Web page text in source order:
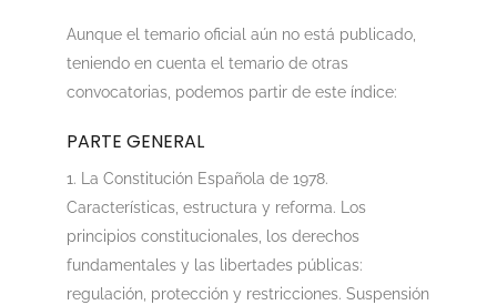
Aunque el temario oficial aún no está publicado,
teniendo en cuenta el temario de otras
convocatorias, podemos partir de este índice:
PARTE GENERAL
La Constitución Española de 1978.
Características, estructura y reforma. Los
principios constitucionales, los derechos
fundamentales y las libertades públicas:
regulación, protección y restricciones. Suspensión